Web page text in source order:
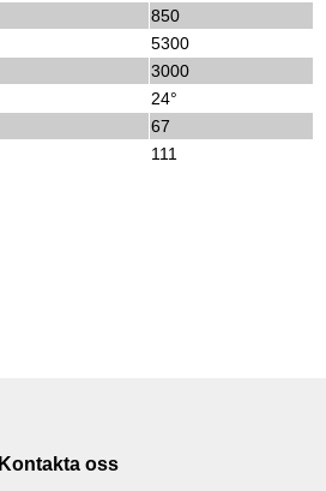
850
5300
3000
24°
67
111
Kontakta oss